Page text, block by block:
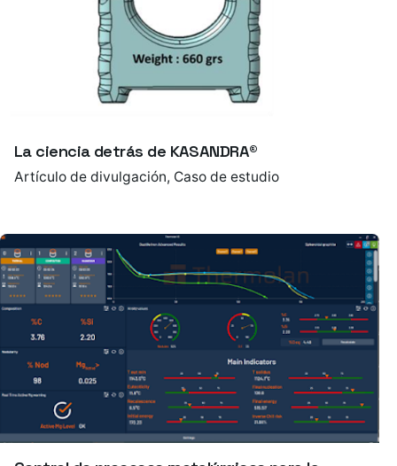
La ciencia detrás de KASANDRA®
Artículo de divulgación Caso de estudio